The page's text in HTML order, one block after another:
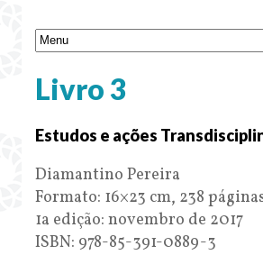
Livro 3
Estudos e ações
Diamantino Pereira
Formato: 16×23 cm, 238
1a edição: novembro de 2017
ISBN: 978-85-391-0889-3